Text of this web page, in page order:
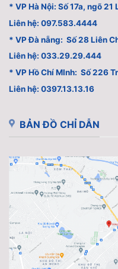
* VP Hà Nội: Số 17a, ngõ
Liên hệ: 097.583.4444
* VP Đà nẵng: Số 28 Liên
Liên hệ: 033.29.29.444
* VP Hồ Chí MInh: Số 226
Liên hệ: 0397.13.13.16
BẢN ĐỒ CHỈ DẪN